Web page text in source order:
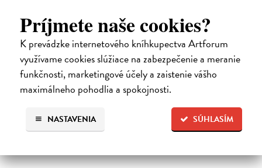
Príjmete naše cookies?
K prevádzke internetového kníhkupectva Artforum
využívame cookies slúžiace na zabezpečenie a meranie
funkčnosti, marketingové účely a zaistenie vášho
maximálneho pohodlia a spokojnosti.
SÚHLASÍM
NASTAVENIA
Dogman 8. Larva 22
Pilkey Dav | Kniha
Dogman je späť! V ôsmej knihe dobrodružstiev svetoznámeho poliša
so psou hlavou náš hrdina čelí zlej Víle Cile, oblude Kôrovi
McStromaldovi, 22 superzúrivým psychokinetickým žubrienkam a
tiež Pickovmu…
13,90 €